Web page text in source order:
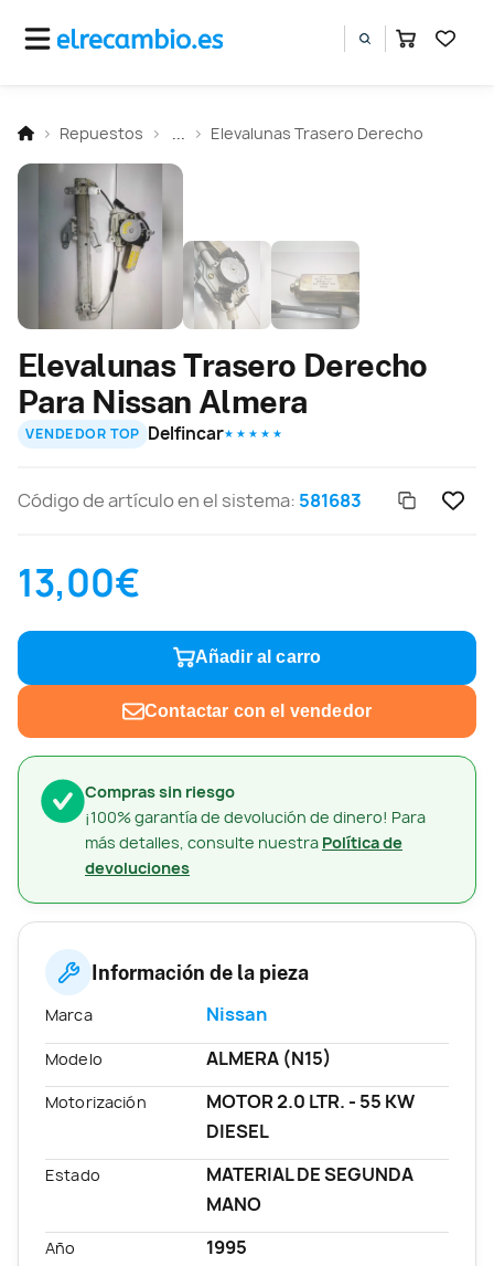
Repuestos Elevalunas Trasero Derecho
Compras sin riesgo
¡100% garantía de devolución de dinero! Para
más detalles, consulte nuestra Política de
devoluciones
Elevalunas Trasero Derecho
Para Nissan Almera
VENDEDOR TOP Delfincar★ ★ ★ ★ ★
Código de artículo en el sistema: 581683
13,00€
Añadir al carro
Contactar con el vendedor
Información de la pieza
Marca Nissan
Modelo ALMERA (N15)
Motorización
MOTOR 2.0 LTR. - 55 KW
DIESEL
Estado
MATERIAL DE SEGUNDA
MANO
Año 1995